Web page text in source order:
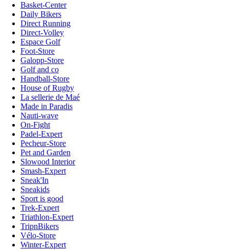
Basket-Center
Daily Bikers
Direct Running
Direct-Volley
Espace Golf
Foot-Store
Galopp-Store
Golf and co
Handball-Store
House of Rugby
La sellerie de Maé
Made in Paradis
Nauti-wave
On-Fight
Padel-Expert
Pecheur-Store
Pet and Garden
Slowood Interior
Smash-Expert
Sneak'In
Sneakids
Sport is good
Trek-Expert
Triathlon-Expert
TripnBikers
Vélo-Store
Winter-Expert